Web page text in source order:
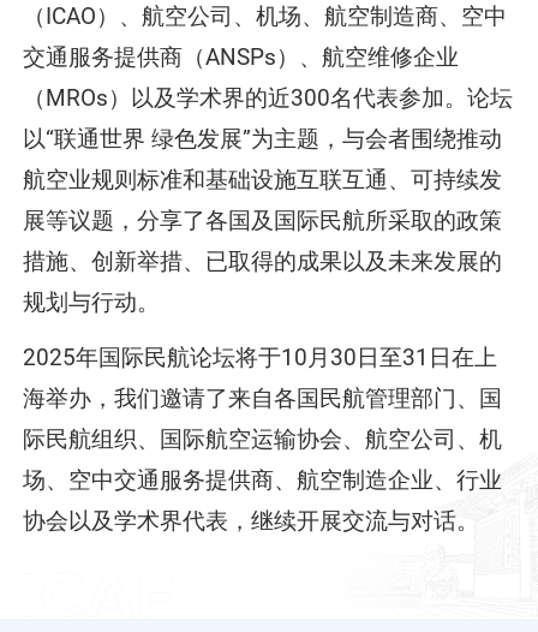
（ICAO）、航空公司、机场、航空制造商、空中
交通服务提供商（ANSPs）、航空维修企业
（MROs）以及学术界的近300名代表参加。论坛
以“联通世界 绿色发展”为主题，与会者围绕推动
航空业规则标准和基础设施互联互通、可持续发
展等议题，分享了各国及国际民航所采取的政策
措施、创新举措、已取得的成果以及未来发展的
规划与行动。
2025年国际民航论坛将于10月30日至31日在上
海举办，我们邀请了来自各国民航管理部门、国
际民航组织、国际航空运输协会、航空公司、机
场、空中交通服务提供商、航空制造企业、行业
协会以及学术界代表，继续开展交流与对话。